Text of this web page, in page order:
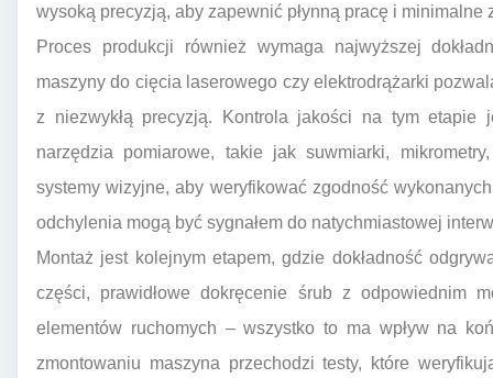
wysoką precyzją, aby zapewnić płynną pracę i minimalne
Proces produkcji również wymaga najwyższej
maszyny do cięcia laserowego czy elektrodrążarki
z niezwykłą precyzją. Kontrola jakości na tym etapie
narzędzia pomiarowe, takie jak suwmiarki,
systemy wizyjne, aby weryfikować zgodność
odchylenia mogą być sygnałem do natychmiastowej
Montaż jest kolejnym etapem, gdzie dokładność
części, prawidłowe dokręcenie śrub z odpowiednim
elementów ruchomych – wszystko to ma wpływ na
zmontowaniu maszyna przechodzi testy, które